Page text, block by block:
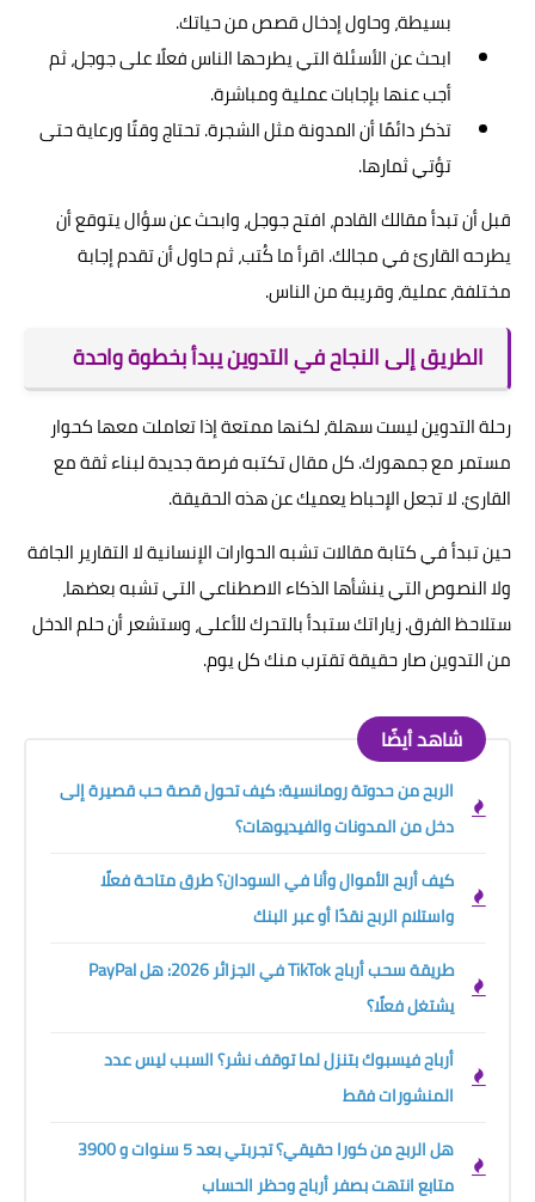
بسيطة، وحاول إدخال قصص من حياتك.
ابحث عن الأسئلة التي يطرحها الناس فعلًا على جوجل، ثم
أجب عنها بإجابات عملية ومباشرة.
تذكر دائمًا أن المدونة مثل الشجرة. تحتاج وقتًا ورعاية حتى
تؤتي ثمارها.
قبل أن تبدأ مقالك القادم، افتح جوجل، وابحث عن سؤال يتوقع أن
يطرحه القارئ في مجالك. اقرأ ما كُتب، ثم حاول أن تقدم إجابة
مختلفة، عملية، وقريبة من الناس.
الطريق إلى النجاح في التدوين يبدأ بخطوة واحدة
رحلة التدوين ليست سهلة، لكنها ممتعة إذا تعاملت معها كحوار
مستمر مع جمهورك. كل مقال تكتبه فرصة جديدة لبناء ثقة مع
القارئ. لا تجعل الإحباط يعميك عن هذه الحقيقة.
حين تبدأ في كتابة مقالات تشبه الحوارات الإنسانية لا التقارير الجافة
ولا النصوص التي ينشأها الذكاء الاصطناعي التي تشبه بعضها،
ستلاحظ الفرق. زياراتك ستبدأ بالتحرك للأعلى، وستشعر أن حلم الدخل
من التدوين صار حقيقة تقترب منك كل يوم.
شاهد أيضًا
الربح من حدوتة رومانسية: كيف تحول قصة حب قصيرة إلى
دخل من المدونات والفيديوهات؟
كيف أربح الأموال وأنا في السودان؟ طرق متاحة فعلًا
واستلام الربح نقدًا أو عبر البنك
طريقة سحب أرباح TikTok في الجزائر 2026: هل PayPal
يشتغل فعلًا؟
أرباح فيسبوك بتنزل لما توقف نشر؟ السبب ليس عدد
المنشورات فقط
هل الربح من كورا حقيقي؟ تجربتي بعد 5 سنوات و 3900
متابع انتهت بصفر أرباح وحظر الحساب